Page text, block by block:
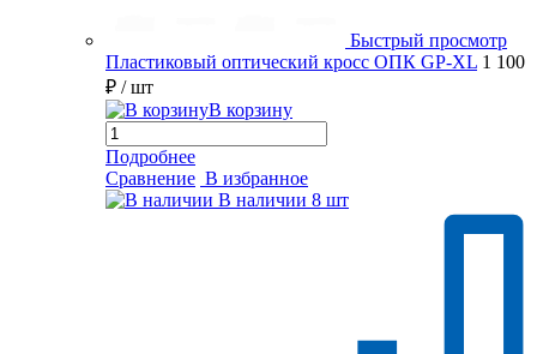
Быстрый просмотр
Пластиковый оптический кросс ОПК GP-XL 1 100
₽ / шт
В корзину
Подробнее
Сравнение В избранное
В наличии 8 шт